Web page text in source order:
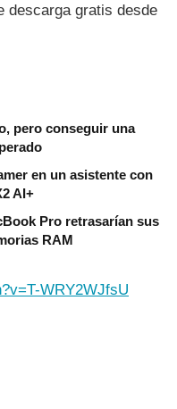
descarga gratis desde
pero conseguir una
en un asistente con
AI+
Pro retrasarían sus
RAM
WRY2WJfsU